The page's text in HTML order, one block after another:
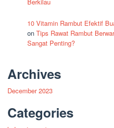
10 Vitamin Rambut Efektif
on Tips Rawat Rambut
Sangat Penting?
Archives
December 2023
Categories